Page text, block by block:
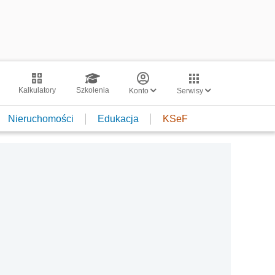
Kalkulatory Szkolenia Konto Serwisy
Nieruchomości Edukacja KSeF